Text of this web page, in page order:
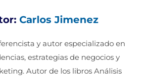
Carlos Jimenez
y autor especializado en
estrategias de negocios y
Autor de los libros Análisis